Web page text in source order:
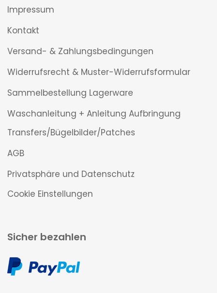
Impressum
Kontakt
Versand- & Zahlungsbedingungen
Widerrufsrecht & Muster-Widerrufsformular
Sammelbestellung Lagerware
Waschanleitung + Anleitung Aufbringung
Transfers/Bügelbilder/Patches
AGB
Privatsphäre und Datenschutz
Cookie Einstellungen
Sicher bezahlen